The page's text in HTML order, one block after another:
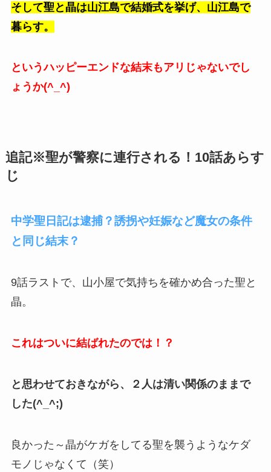
そして聖と晶は山江島で結婚式を挙げ、山江島で
暮らす。
というハッピーエンドな結末もアリじゃないでし
ょうか(^_^)
追記※聖が警察に連行される！10話あらす
じ
中学聖日記は逮捕？誘拐や妊娠など魔女の条件
と同じ結末？
9話ラストで、山小屋で気持ちを確かめ合った聖と
晶。
これはついに結ばれたのでは！？
と思わせておきながら、２人は清い関係のままで
した(^_^;)
良かった～晶がケガをしてる聖を襲うようなケダ
モノじゃなくて（笑）